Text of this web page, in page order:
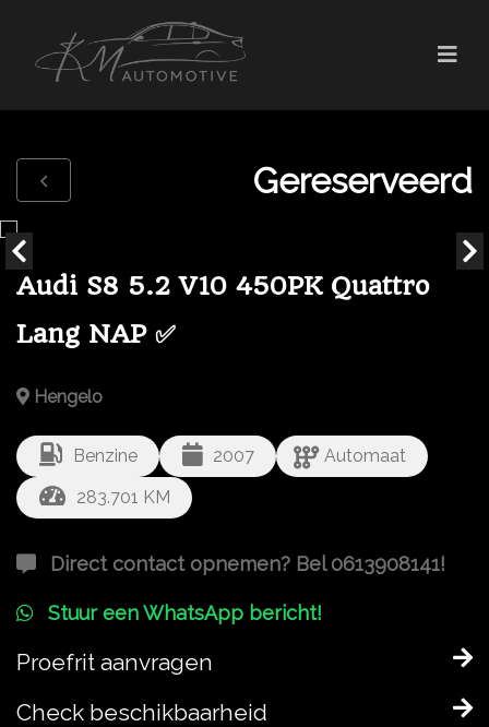
Gereserveerd
Audi S8 5.2 V10 450PK Quattro
Lang NAP ✅
Hengelo
Benzine 2007
Automaat
283.701 KM
Direct contact opnemen? Bel 0613908141!
Stuur een WhatsApp bericht!
Proefrit aanvragen
Check beschikbaarheid